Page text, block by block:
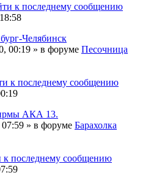
к последнему сообщению
Челябинск
00:19 » в форуме Песочница
к последнему сообщению
АКА 13.
07:59 » в форуме Барахолка
к последнему сообщению